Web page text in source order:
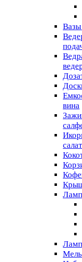
Вазы
вина